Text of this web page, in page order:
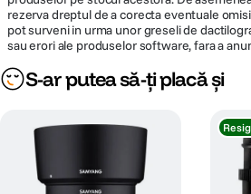
rezerva dreptul de a corecta eventuale
pot surveni in urma unor greseli de
sau erori ale produselor software, fara a
S-ar putea să-ți placă și